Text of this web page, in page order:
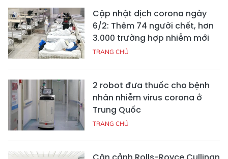
Cập nhật dịch corona ngày
6/2: Thêm 74 người chết, hơn
3.000 trường hợp nhiễm mới
TRANG CHỦ
2 robot đưa thuốc cho bệnh
nhân nhiễm virus corona ở
Trung Quốc
TRANG CHỦ